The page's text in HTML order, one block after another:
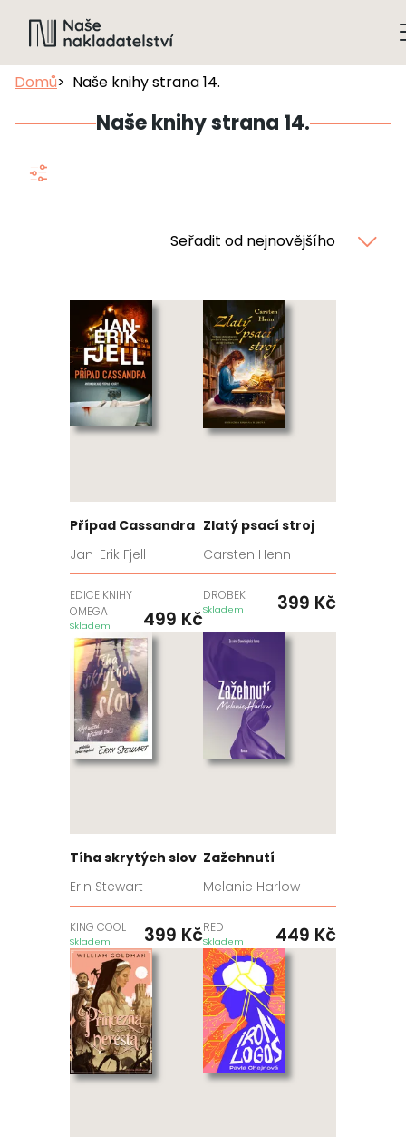
Domů Naše knihy strana 14.
Naše knihy strana 14.
Seřadit od nejnovějšího
Případ Cassandra
Jan-Erik Fjell
EDICE KNIHY
OMEGA
Skladem 499 Kč
Zlatý psací stroj
Carsten Henn
DROBEK
Skladem 399 Kč
Tíha skrytých slov
Erin Stewart
KING COOL
Skladem 399 Kč
Zažehnutí
Melanie Harlow
RED
Skladem 449 Kč